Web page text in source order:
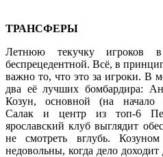
ТРАНСФЕРЫ
Летнюю текучку игроков
беспрецедентной. Всё, в
важно то, что это за игроки. В
два её лучших бомбардира:
Козун, основной (на начало
Салак и центр из топ-6
ярославский клуб выглядит
не смотреть вглубь.
недовольны, когда дело